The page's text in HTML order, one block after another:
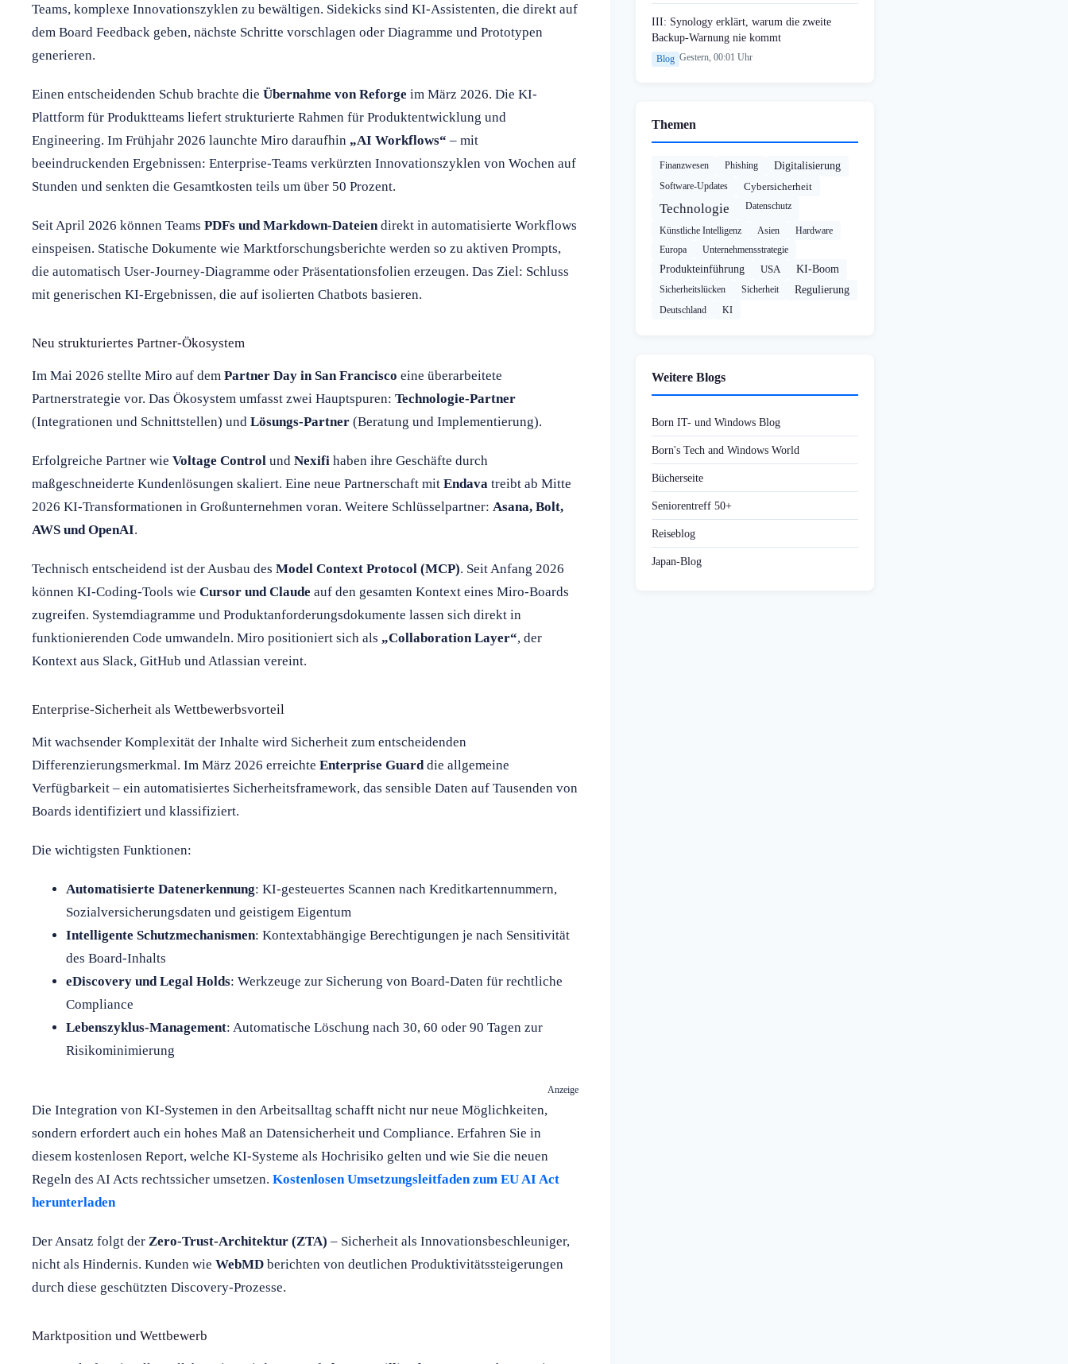
Teams, komplexe Innovationszyklen zu bewältigen. Sidekicks sind KI-Assistenten, die direkt auf
dem Board Feedback geben, nächste Schritte vorschlagen oder Diagramme und Prototypen
generieren.
Einen entscheidenden Schub brachte die Übernahme von Reforge im März 2026. Die KI-
Plattform für Produktteams liefert strukturierte Rahmen für Produktentwicklung und
Engineering. Im Frühjahr 2026 launchte Miro daraufhin „AI Workflows“ – mit
beeindruckenden Ergebnissen: Enterprise-Teams verkürzten Innovationszyklen von Wochen auf
Stunden und senkten die Gesamtkosten teils um über 50 Prozent.
Seit April 2026 können Teams PDFs und Markdown-Dateien direkt in automatisierte Workflows
einspeisen. Statische Dokumente wie Marktforschungsberichte werden so zu aktiven Prompts,
die automatisch User-Journey-Diagramme oder Präsentationsfolien erzeugen. Das Ziel: Schluss
mit generischen KI-Ergebnissen, die auf isolierten Chatbots basieren.
Neu strukturiertes Partner-Ökosystem
Im Mai 2026 stellte Miro auf dem Partner Day in San Francisco eine überarbeitete
Partnerstrategie vor. Das Ökosystem umfasst zwei Hauptspuren: Technologie-Partner
(Integrationen und Schnittstellen) und Lösungs-Partner (Beratung und Implementierung).
Erfolgreiche Partner wie Voltage Control und Nexifi haben ihre Geschäfte durch
maßgeschneiderte Kundenlösungen skaliert. Eine neue Partnerschaft mit Endava treibt ab Mitte
2026 KI-Transformationen in Großunternehmen voran. Weitere Schlüsselpartner: Asana, Bolt,
AWS und OpenAI.
Technisch entscheidend ist der Ausbau des Model Context Protocol (MCP). Seit Anfang 2026
können KI-Coding-Tools wie Cursor und Claude auf den gesamten Kontext eines Miro-Boards
zugreifen. Systemdiagramme und Produktanforderungsdokumente lassen sich direkt in
funktionierenden Code umwandeln. Miro positioniert sich als „Collaboration Layer“, der
Kontext aus Slack, GitHub und Atlassian vereint.
Enterprise-Sicherheit als Wettbewerbsvorteil
Mit wachsender Komplexität der Inhalte wird Sicherheit zum entscheidenden
Differenzierungsmerkmal. Im März 2026 erreichte Enterprise Guard die allgemeine
Verfügbarkeit – ein automatisiertes Sicherheitsframework, das sensible Daten auf Tausenden von
Boards identifiziert und klassifiziert.
Die wichtigsten Funktionen:
Automatisierte Datenerkennung: KI-gesteuertes Scannen nach Kreditkartennummern,
Sozialversicherungsdaten und geistigem Eigentum
Intelligente Schutzmechanismen: Kontextabhängige Berechtigungen je nach Sensitivität
des Board-Inhalts
eDiscovery und Legal Holds: Werkzeuge zur Sicherung von Board-Daten für rechtliche
Compliance
Lebenszyklus-Management: Automatische Löschung nach 30, 60 oder 90 Tagen zur
Risikominimierung
Anzeige
Die Integration von KI-Systemen in den Arbeitsalltag schafft nicht nur neue Möglichkeiten,
sondern erfordert auch ein hohes Maß an Datensicherheit und Compliance. Erfahren Sie in
diesem kostenlosen Report, welche KI-Systeme als Hochrisiko gelten und wie Sie die neuen
Regeln des AI Acts rechtssicher umsetzen. Kostenlosen Umsetzungsleitfaden zum EU AI Act
herunterladen
Der Ansatz folgt der Zero-Trust-Architektur (ZTA) – Sicherheit als Innovationsbeschleuniger,
nicht als Hindernis. Kunden wie WebMD berichten von deutlichen Produktivitätssteigerungen
durch diese geschützten Discovery-Prozesse.
Marktposition und Wettbewerb
III: Synology erklärt, warum die zweite
Backup-Warnung nie kommt
Blog Gestern, 00:01 Uhr
Themen
Finanzwesen Phishing Digitalisierung
Software-Updates Cybersicherheit
Technologie Datenschutz
Künstliche Intelligenz Asien
Hardware
Europa
Unternehmensstrategie
Produkteinführung USA KI-Boom
Sicherheitslücken Sicherheit Regulierung
Deutschland KI
Weitere Blogs
Born IT- und Windows Blog
Born's Tech and Windows World
Bücherseite
Seniorentreff 50+
Reiseblog
Japan-Blog